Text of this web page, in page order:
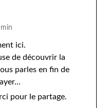
ici.
de découvrir la
parles en fin de
pour le partage.